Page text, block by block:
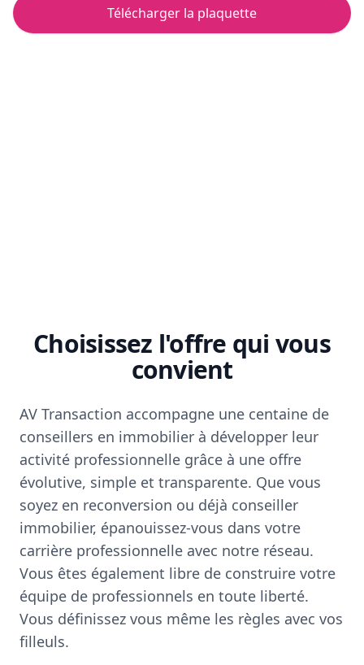
Télécharger la plaquette
Choisissez l'offre qui vous
convient
AV Transaction accompagne une centaine de
conseillers en immobilier à développer leur
activité professionnelle grâce à une offre
évolutive, simple et transparente. Que vous
soyez en reconversion ou déjà conseiller
immobilier, épanouissez-vous dans votre
carrière professionnelle avec notre réseau.
Vous êtes également libre de construire votre
équipe de professionnels en toute liberté.
Vous définissez vous même les règles avec vos
filleuls.